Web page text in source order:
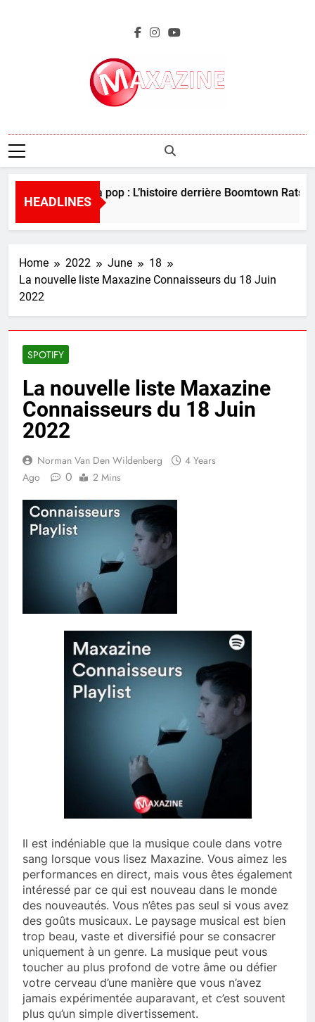
Maxazine.fr
HEADLINES
Perles de la pop : L’histoire derrière Boomtown Rats –
5 Days Ago
Home 2022 June
18
La nouvelle liste Maxazine Connaisseurs du 18 Juin
2022
SPOTIFY
La nouvelle liste Maxazine
Connaisseurs du 18 Juin
2022
Norman Van Den Wildenberg
4 Years
Ago
0 2 Mins
Il est indéniable que la musique coule dans votre
sang lorsque vous lisez Maxazine. Vous aimez les
performances en direct, mais vous êtes également
intéressé par ce qui est nouveau dans le monde
des nouveautés. Vous n’êtes pas seul si vous avez
des goûts musicaux. Le paysage musical est bien
trop beau, vaste et diversifié pour se consacrer
uniquement à un genre. La musique peut vous
toucher au plus profond de votre âme ou défier
votre cerveau d’une manière que vous n’avez
jamais expérimentée auparavant, et c’est souvent
plus qu’un simple divertissement.